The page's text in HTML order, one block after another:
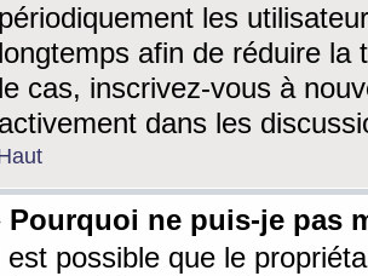
périodiquement les
longtemps afin de réduire la
le cas, inscrivez-vous à
activement dans les
Pourquoi ne puis-je pas
est possible que le